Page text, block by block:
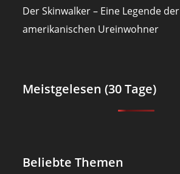
Der Skinwalker – Eine Legende der
amerikanischen Ureinwohner
Meistgelesen (30 Tage)
Beliebte Themen